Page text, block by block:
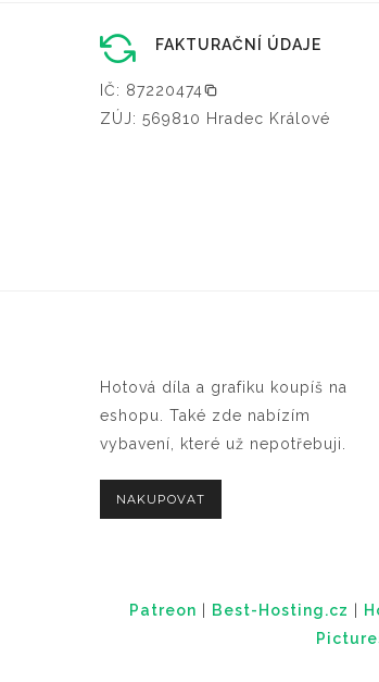
FAKTURAČNÍ ÚDAJE
IČ: 87220474
ZÚJ: 569810 Hradec Králové
Hotová díla a grafiku koupíš na
eshopu. Také zde nabízím
vybavení, které už nepotřebuji.
NAKUPOVAT
Patreon Best-Hosting.cz